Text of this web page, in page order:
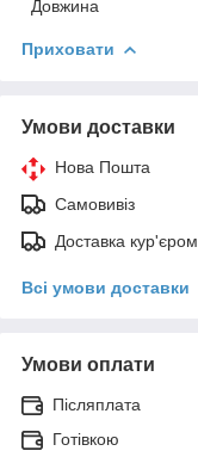
Довжина
Приховати
Умови доставки
Нова Пошта
Самовивіз
Доставка кур'єром
Всі умови доставки
Умови оплати
Післяплата
Готівкою